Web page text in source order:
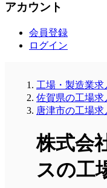
アカウント
会員登録
ログイン
工場・製造業求
佐賀県の工場求
唐津市の工場求
株式会
スの工